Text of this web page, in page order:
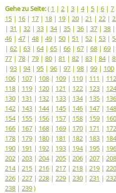
Gehe zu Seite:( 1 | 2 | 3 | 4| 5 | 6 | 7
15 | 16 | 17 | 18 | 19 | 20 | 21 | 22 |
| 31 | 32 | 33 | 34| 35 | 36 | 37 | 38 |
46 | 47 | 48 | 49 | 50 | 51 | 52 | 53 |
| 62 | 63 | 64| 65 | 66 | 67 | 68 | 69 |
77 | 78 | 79 | 80 | 81 | 82 | 83 | 84|
| 93 | 94| 95 | 96 | 97 | 98 | 99 | 100
106 | 107 | 108 | 109 | 110 | 111 | 112
118 | 119 | 120 | 121 | 122 | 123 | 124
130 | 131 | 132 | 133 | 134| 135 | 136
142 | 143 | 144| 145 | 146 | 147 | 148
154| 155 | 156 | 157 | 158 | 159 | 160
166 | 167 | 168 | 169 | 170 | 171 | 172
178 | 179 | 180 | 181 | 182 | 183 | 184
190 | 191 | 192 | 193 | 194| 195 | 196
202 | 203 | 204| 205 | 206 | 207 | 208
214| 215 | 216 | 217 | 218 | 219 | 220
226 | 227 | 228 | 229 | 230 | 231 | 232
238 | 239)